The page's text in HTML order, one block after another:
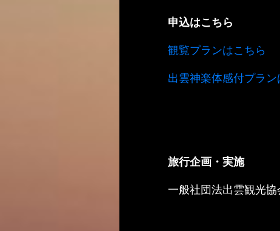
申込はこちら
観覧プランはこちら
出雲神楽体感付プラン
旅行企画・実施
一般社団法出雲観光